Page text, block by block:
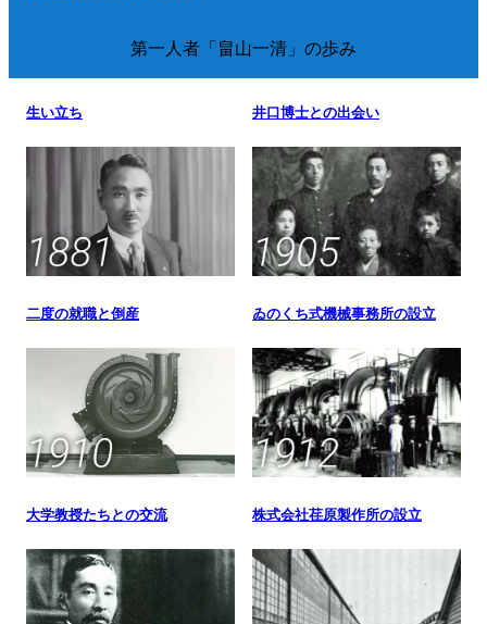
第一人者「畠山一清」の歩み
生い立ち 井口博士との出会い
二度の就職と倒産 ゐのくち式機械事務所の設立
大学教授たちとの交流 株式会社荏原製作所の設立